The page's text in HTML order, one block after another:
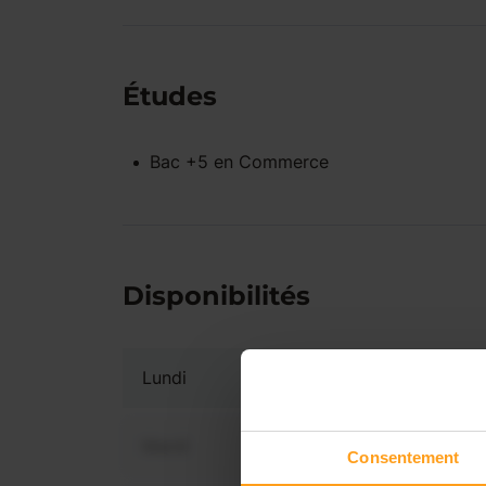
Consentement
Études
Bac +5 en Commerce
Disponibilités
Lundi